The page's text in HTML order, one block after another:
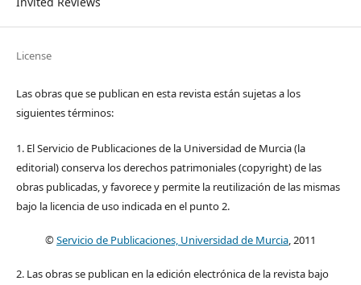
License
Las obras que se publican en esta revista están sujetas a los
siguientes términos:
1. El Servicio de Publicaciones de la Universidad de Murcia (la
editorial) conserva los derechos patrimoniales (copyright) de las
obras publicadas, y favorece y permite la reutilización de las mismas
bajo la licencia de uso indicada en el punto 2.
©Servicio de Publicaciones, Universidad de Murcia, 2011
2. Las obras se publican en la edición electrónica de la revista bajo